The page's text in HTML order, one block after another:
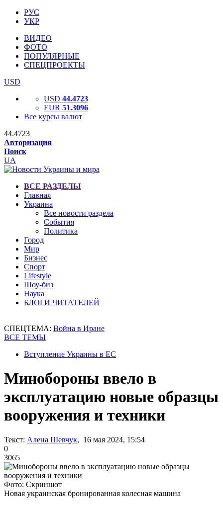
РУС
УКР
ВИДЕО
ФОТО
ПОПУЛЯРНЫЕ
СПЕЦПРОЕКТЫ
USD
USD 44.4723
EUR 51.3096
Все курсы валют
44.4723
Авторизация
Поиск
UA
ВСЕ РАЗДЕЛЫ
Главная
Украина
Все новости раздела
События
Политика
Город
Мир
Бизнес
Спорт
Lifestyle
Шоу-биз
Наука
БЛОГИ ЧИТАТЕЛЕЙ
СПЕЦТЕМА: Война в Иране
ВСЕ ТЕМЫ
Вступление Украины в ЕС
Минобороны ввело в
эксплуатацию новые образцы
вооружения и техники
Текст: Алена Шевчук, 16 мая 2024, 15:54
0
3065
Фото: Скриншот
Новая украинская бронированная колесная машина